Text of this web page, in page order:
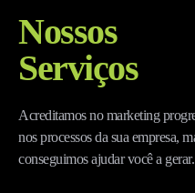
Nossos
Serviços
Acreditamos no marketing
nos processos da sua empresa,
conseguimos ajudar você a gerar.